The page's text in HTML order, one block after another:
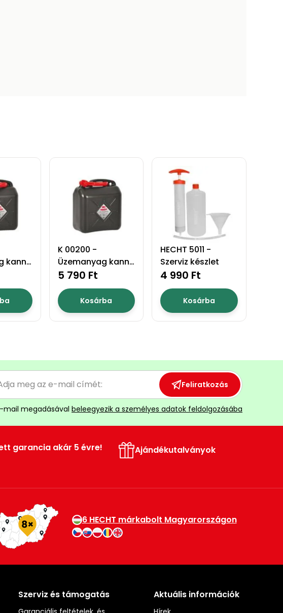
kanna
K 00200 -
Üzemanyag kanna
20l
5 790 Ft
Kosárba
HECHT 5011 -
Szerviz készlet
4 990 Ft
Kosárba
Feliratkozás
mail megadásával beleegyezik a személyes adatok feldolgozásába
garancia akár 5 évre! Ajándékutalványok
6 HECHT márkabolt Magyarországon
Szerviz és támogatás Aktuális információk